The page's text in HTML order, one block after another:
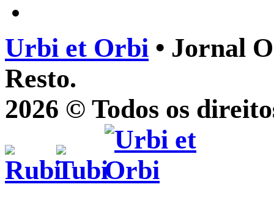
Urbi et Orbi • Jornal
Resto.
2026 © Todos os